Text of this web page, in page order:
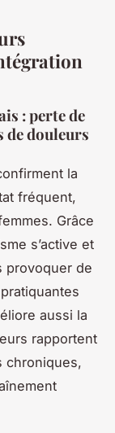
: perte de
de douleurs
la
fréquent,
Grâce
s’active et
provoquer de
aussi la
rapportent
chroniques,